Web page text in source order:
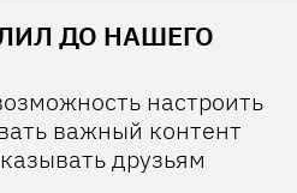
ДО НАШЕГО
настроить
важный контент
друзьям